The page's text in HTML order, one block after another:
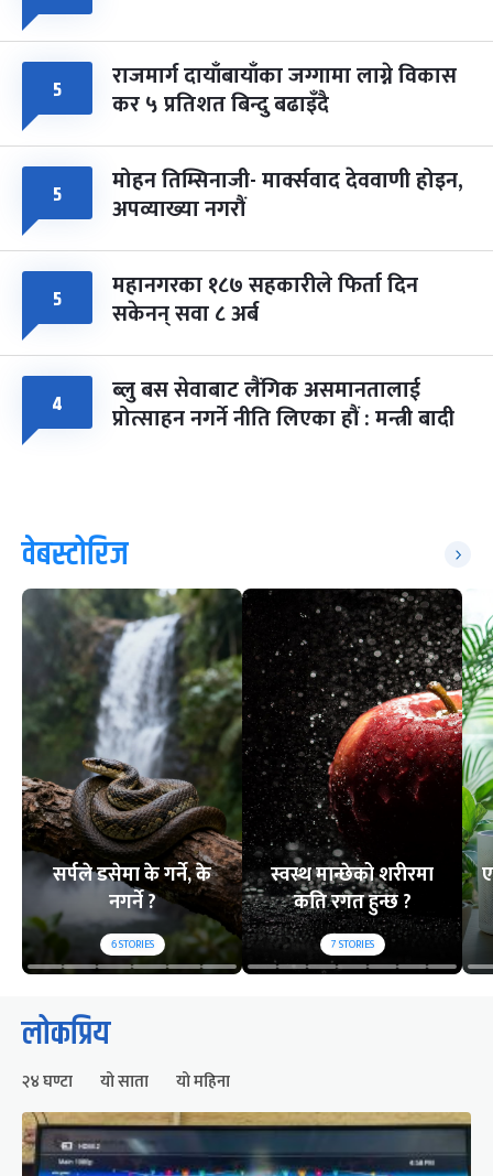
५ राजमार्ग दायाँबायाँका जग्गामा लाग्ने विकास
कर ५ प्रतिशत बिन्दु बढाइँदै
५ मोहन तिम्सिनाजी- मार्क्सवाद देववाणी होइन,
अपव्याख्या नगरौं
५ महानगरका १८७ सहकारीले फिर्ता दिन
सकेनन् सवा ८ अर्ब
४ ब्लु बस सेवाबाट लैंगिक असमानतालाई
प्रोत्साहन नगर्ने नीति लिएका हौं : मन्त्री बादी
वेबस्टोरिज
सर्पले डसेमा के गर्ने, के
नगर्ने ?
6STORIES
स्वस्थ मान्छेको शरीरमा
कति रगत हुन्छ ?
7STORIES
लोकप्रिय
२४ घण्टा यो साता यो महिना